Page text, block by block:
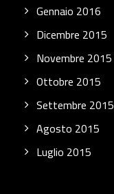
Gennaio 2016
Dicembre 2015
Novembre 2015
Ottobre 2015
Settembre 2015
Agosto 2015
Luglio 2015